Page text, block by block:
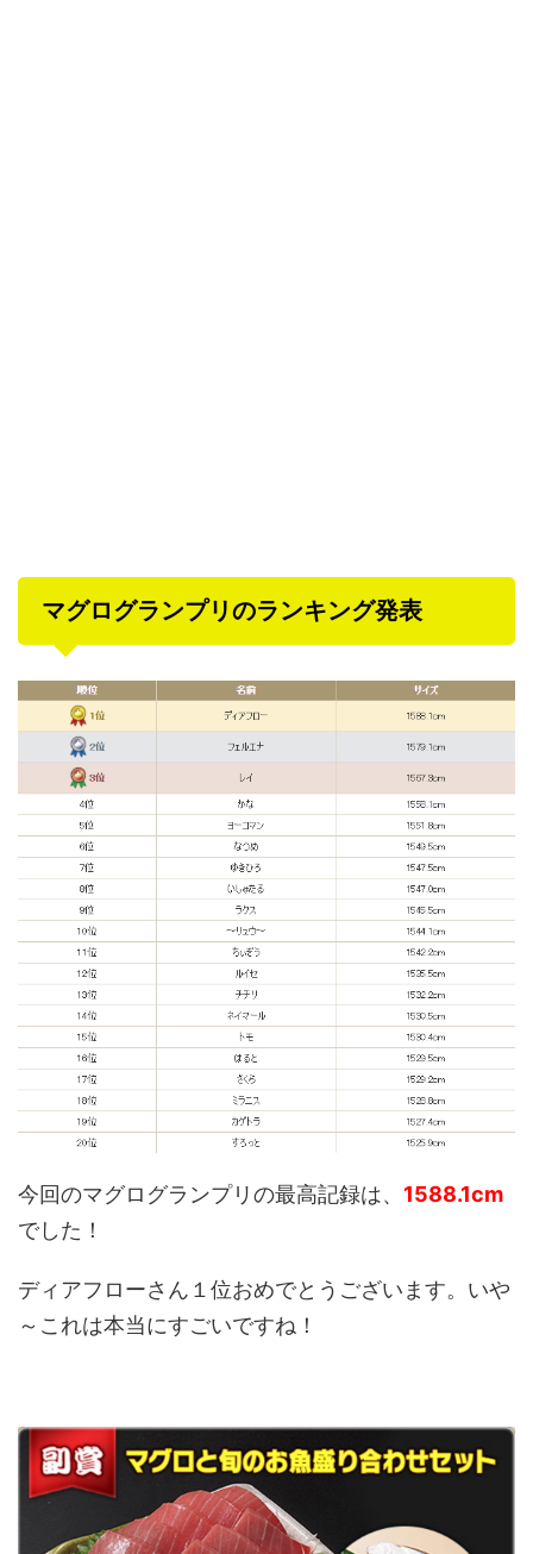
マグログランプリのランキング発表
今回のマグログランプリの最高記録は、 1588.1cm
でした！
ディアフローさん１位おめでとうございます。いや
～これは本当にすごいですね！